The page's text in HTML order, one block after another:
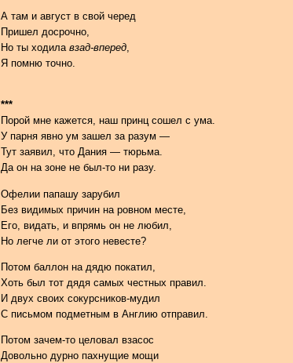
А там и август в свой черед
Пришел досрочно,
Но ты ходила взад-вперед
Я помню точно.
***
Порой мне кажется, наш принц сошел с ума.
У парня явно ум зашел за разум —
Тут заявил, что Дания — тюрьма.
Да он на зоне не был-то ни разу.
Офелии папашу зарубил
Без видимых причин на ровном месте,
Его, видать, и впрямь он не любил,
Но легче ли от этого невесте?
Потом баллон на дядю покатил,
Хоть был тот дядя самых честных правил.
И двух своих сокурсников-мудил
С письмом подметным в Англию отправил.
Потом зачем-то целовал взасос
Довольно дурно пахнущие мощи